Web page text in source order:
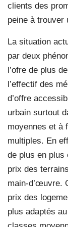
clients des
peine à trouver
La situation
par deux
l’ofre de plus
l’effectif des
d’offre
urbain surtout
moyennes et à
multiples. En
de plus en plus
prix des
main-d’œuvre.
prix des
plus adaptés